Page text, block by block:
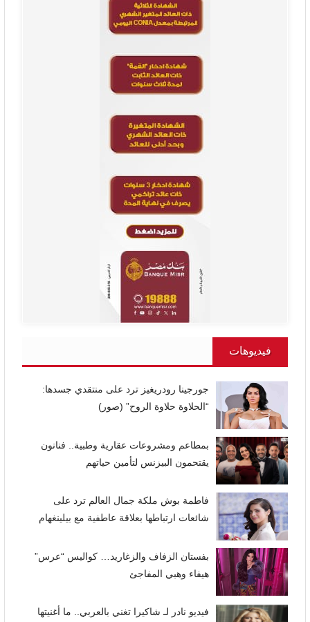
فيديوهات
جورجينا رودريغيز ترد على منتقدي جسدها:
“الحلاوة حلاوة الروح” (صور)
بمطاعم ومشروعات عقارية وطبية.. فنانون
يقتحمون البيزنس لتأمين حياتهم
فاطمة بوش ملكة جمال العالم ترد على
شائعات ارتباطها بعلاقة عاطفية مع بيلينغهام
بفستان الزفاف والزغاريد… كواليس “عرس”
هيفاء وهبي المفاجئ
فيديو نادر لـ شاكيرا تغني بالعربي.. ما أغنيتها